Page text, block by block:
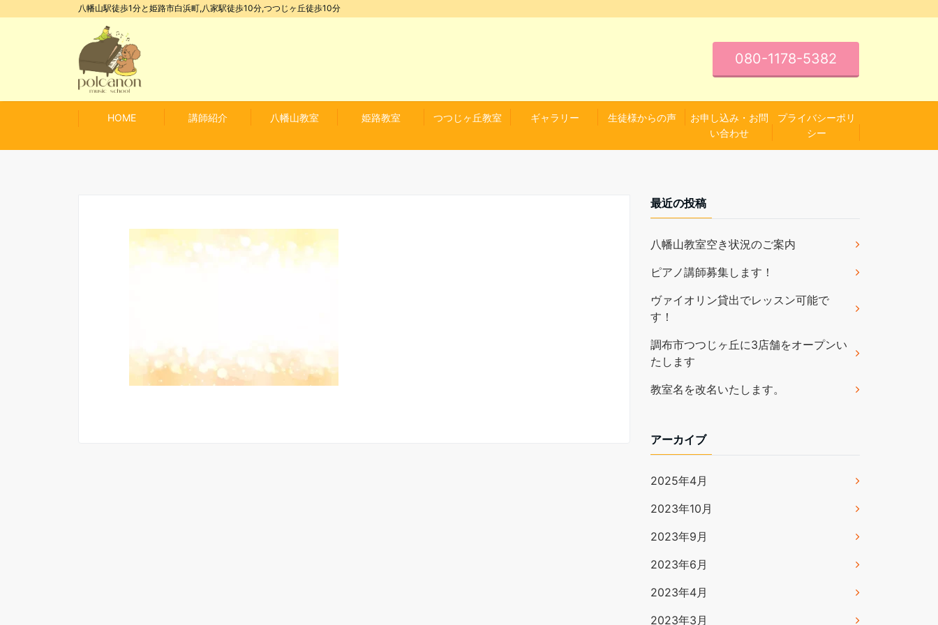
八幡山駅徒歩1分と姫路市白浜町,八家駅徒歩10分,つつじヶ丘徒歩10分
080-1178-5382
HOME 講師紹介 八幡山教室 姫路教室 つつじヶ丘教室 ギャラリー 生徒様からの声
お申し込み・お問
い合わせ
プライバシーポリ
シー
最近の投稿
八幡山教室空き状況のご案内
ピアノ講師募集します！
ヴァイオリン貸出でレッスン可能で
す！
調布市つつじヶ丘に3店舗をオープンい
たします
教室名を改名いたします。
アーカイブ
2025年4月
2023年10月
2023年9月
2023年6月
2023年4月
2023年3月